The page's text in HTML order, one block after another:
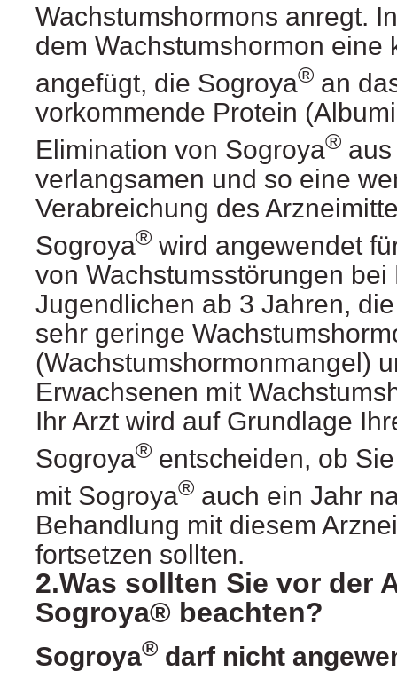
Wachstumshormons anregt.
dem Wachstumshormon eine
angefügt, die Sogroya® an
vorkommende Protein
Elimination von Sogroya®
verlangsamen und so eine
Verabreichung des
Sogroya® wird angewendet
von Wachstumsstörungen bei
Jugendlichen ab 3 Jahren,
sehr geringe
(Wachstumshormonmangel)
Erwachsenen mit
Ihr Arzt wird auf Grundlage
Sogroya® entscheiden, ob
mit Sogroya® auch ein Jahr
Behandlung mit diesem
fortsetzen sollten.
2.Was sollten Sie vor der
Sogroya® beachten?
Sogroya® darf nicht